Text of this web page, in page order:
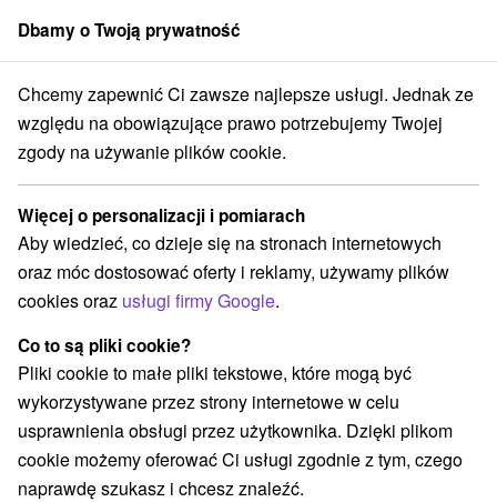
członek grupySorger
Słowacji Jeziora, jeziora, zbiorniki wodne Stredné Slovensko
Jeziora, jeziora, zbiorniki wodne
Stredné Slovensko
Kategorie
Wszystkie kategorie
Miejsca sakralne
Wieże obserwacyjne i chodniki
Zamki, pałace, ruiny(35)
Loty widokowe i rejsy wycieczkowe(3) Sporty(19)
Jazda konna(4) Skanseny (13) Teatry (3)
Chaty górskie(13) Zamki(7)
Areny laserowe i paintball(5) Rafting, rafting, rafting
Dbamy o Twoją prywatność
Chcemy zapewnić Ci zawsze najlepsze usługi. Jednak ze
względu na obowiązujące prawo potrzebujemy Twojej
zgody na używanie plików cookie.
Więcej o personalizacji i pomiarach
Aby wiedzieć, co dzieje się na stronach internetowych
oraz móc dostosować oferty i reklamy, używamy plików
cookies oraz usługi firmy Google.
Co to są pliki cookie?
Pliki cookie to małe pliki tekstowe, które mogą być
wykorzystywane przez strony internetowe w celu
usprawnienia obsługi przez użytkownika. Dzięki plikom
cookie możemy oferować Ci usługi zgodnie z tym, czego
naprawdę szukasz i chcesz znaleźć.